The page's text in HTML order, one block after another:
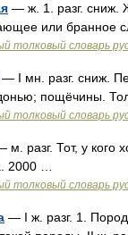
— ж. 1. разг. сниж.
или бранное
толковый словарь
— I мн. разг. сниж.
пощёчины.
толковый словарь
м. разг. Тот, у кого
2000 …
толковый словарь
— I ж. разг. 1.